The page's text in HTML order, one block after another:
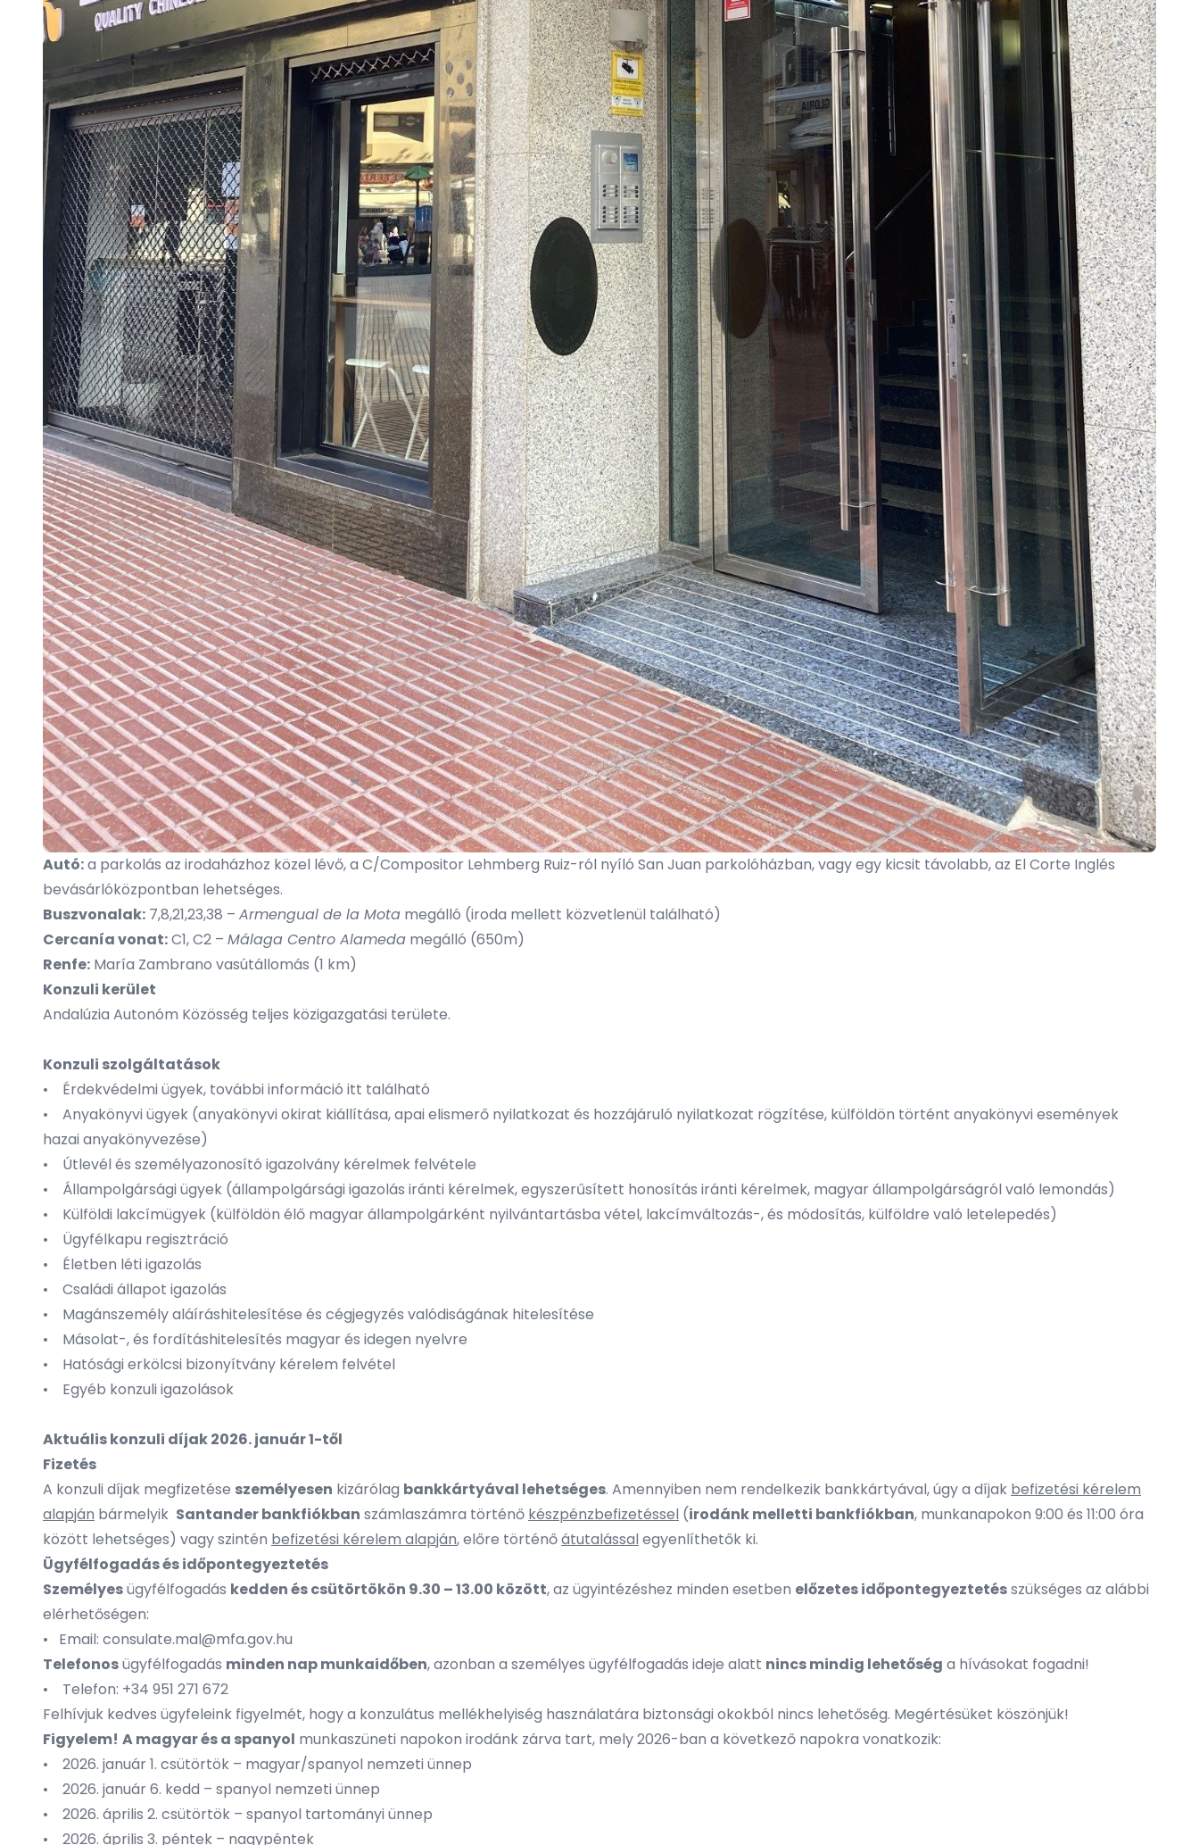
Autó:a parkolás az irodaházhoz közel lévő, a C/Compositor Lehmberg Ruiz-ról nyíló San Juan parkolóházban,vagy egy kicsit távolabb, az El Corte Inglés
bevásárlóközpontban lehetséges.
Buszvonalak: 7,8,21,23,38 – Armengual de la Mota megálló (iroda mellett közvetlenül található)
Cercanía vonat:C1, C2 – Málaga Centro Alameda megálló (650m)
Renfe: María Zambrano vasútállomás (1 km)
Konzuli kerület
Andalúzia Autonóm Közösség teljes közigazgatási területe.
Konzuli szolgáltatások
• Érdekvédelmi ügyek, további információ itt található
• Anyakönyvi ügyek (anyakönyvi okirat kiállítása, apai elismerő nyilatkozat és hozzájáruló nyilatkozat rögzítése, külföldön történt anyakönyvi események
hazai anyakönyvezése)
• Útlevél és személyazonosító igazolvány kérelmek felvétele
• Állampolgársági ügyek (állampolgársági igazolás iránti kérelmek, egyszerűsített honosítás iránti kérelmek, magyar állampolgárságról való lemondás)
• Külföldi lakcímügyek (külföldön élő magyar állampolgárként nyilvántartásba vétel, lakcímváltozás-, és módosítás, külföldre való letelepedés)
• Ügyfélkapu regisztráció
• Életben léti igazolás
• Családi állapot igazolás
• Magánszemély aláíráshitelesítése és cégjegyzés valódiságának hitelesítése
• Másolat-, és fordításhitelesítés magyar és idegen nyelvre
• Hatósági erkölcsi bizonyítvány kérelem felvétel
• Egyéb konzuli igazolások
Aktuális konzuli díjak 2026. január 1-től
Fizetés
A konzuli díjak megfizetése személyesen kizárólag bankkártyával lehetséges. Amennyiben nem rendelkezik bankkártyával, úgy a díjak befizetési kérelem
alapján bármelyik Santander bankfiókban számlaszámra történő készpénzbefizetéssel (irodánk melletti bankfiókban, munkanapokon 9:00 és 11:00 óra
között lehetséges) vagy szintén befizetési kérelem alapján, előre történőátutalással egyenlíthetők ki.
Ügyfélfogadás és időpontegyeztetés
Személyesügyfélfogadás kedden és csütörtökön 9.30 – 13.00 között, az ügyintézéshez minden esetben előzetes időpontegyeztetésszükséges az alábbi
elérhetőségen:
• Email: consulate.mal@mfa.gov.hu
Telefonosügyfélfogadás minden nap munkaidőben, azonban a személyes ügyfélfogadás ideje alatt nincs mindig lehetőség a hívásokat fogadni!
• Telefon: +34 951 271 672
Felhívjuk kedves ügyfeleink figyelmét, hogy a konzulátus mellékhelyiség használatára biztonsági okokból nincs lehetőség. Megértésüket köszönjük!
Figyelem! A magyar és a spanyol munkaszüneti napokon irodánk zárva tart, mely 2026-ban a következő napokra vonatkozik:
• 2026. január 1. csütörtök – magyar/spanyol nemzeti ünnep
• 2026. január 6. kedd – spanyol nemzeti ünnep
• 2026. április 2. csütörtök – spanyol tartományi ünnep
• 2026. április 3. péntek – nagypéntek